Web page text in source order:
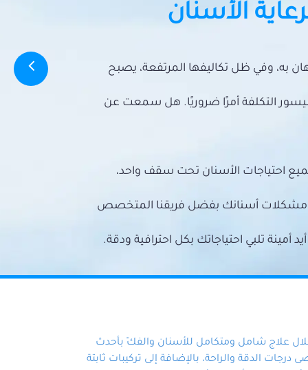
الأسنان
به، وفي ظل تكاليفها المرتفعة، يصبح
التكلفة أمرًا ضروريًا. هل سمعت عن
احتياجات الأسنان تحت سقف واحد،
مشكلات أسنانك بفضل فريقنا المتخصص
تلبي احتياجاتك بكل احترافية ودقة.
علاج شامل ومتكامل للأسنان والفكّ بأحدث
الدقة والراحة، بالإضافة إلى تركيبات ثابتة